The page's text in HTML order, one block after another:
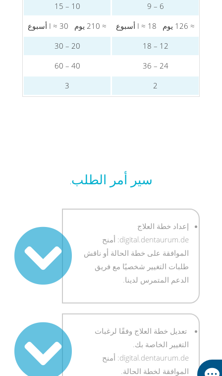
6 – 9
10 – 15
≈ 126 يوم I ≈ 18 أسبوع ≈ 210 يوم I ≈ 30
أسبوع
12 – 18
20 – 30
24 – 36
40 – 60
2
3
سير أمر الطلب.
إعداد خطة العلاج
digital.dentaurum.de: أمنح
الموافقة على خطة الحالة أو ناقش
طلبات التغيير شخصيًا مع فريق
الدعم المتمرس لدينا.
تعديل خطة العلاج وفقًا لرغبات
التغيير الخاصة بك.
digital.dentaurum.de: أمنح
الموافقة لخطة الحالة.